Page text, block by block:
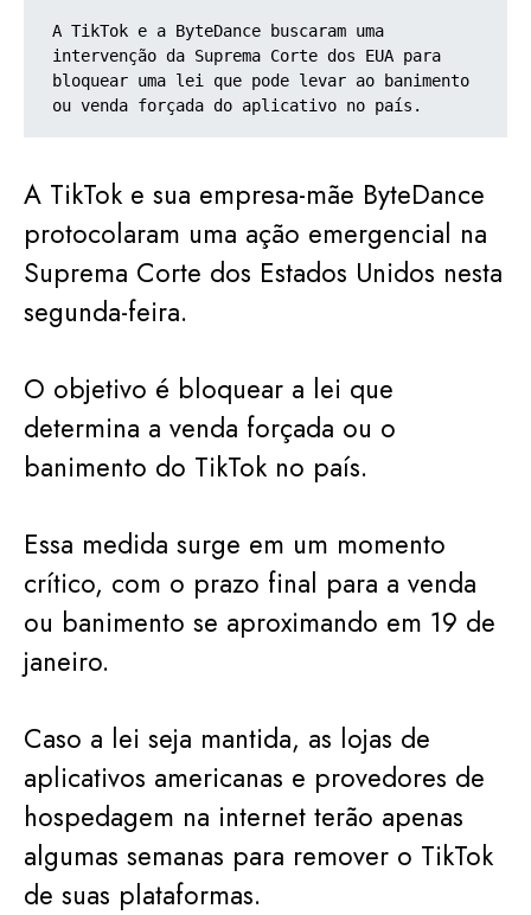
A TikTok e a ByteDance buscaram uma
intervenção da Suprema Corte dos EUA para
bloquear uma lei que pode levar ao banimento
ou venda forçada do aplicativo no país.
A TikTok e sua empresa-mãe ByteDance
protocolaram uma ação emergencial na
Suprema Corte dos Estados Unidos nesta
segunda-feira.
O objetivo é bloquear a lei que
determina a venda forçada ou o
banimento do TikTok no país.
Essa medida surge em um momento
crítico, com o prazo final para a venda
ou banimento se aproximando em 19 de
janeiro.
Caso a lei seja mantida, as lojas de
aplicativos americanas e provedores de
hospedagem na internet terão apenas
algumas semanas para remover o TikTok
de suas plataformas.